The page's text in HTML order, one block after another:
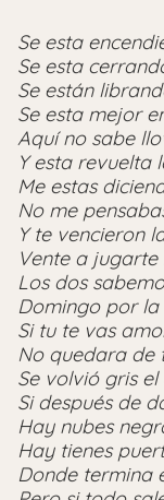
Se esta
Se esta
Se están
Se esta mejor
Aquí no sabe
Y esta revuelta
Me estas
No me
Y te vencieron
Vente a jugarte
Los dos
Domingo por
Si tu te vas
No quedara de
Se volvió gris
Si después de
Hay nubes
Hay tienes
Donde termina